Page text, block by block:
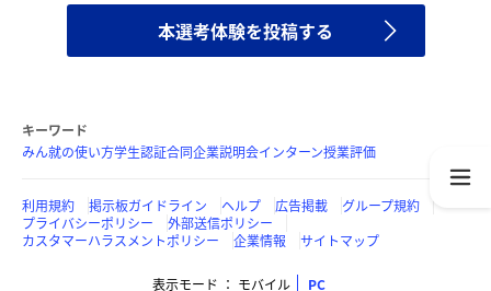
本選考体験を投稿する
キーワード
みん就の使い方学生認証合同企業説明会インターン授業評価
利用規約 掲示板ガイドライン ヘルプ 広告掲載
グループ規約
プライバシーポリシー
外部送信ポリシー
カスタマーハラスメントポリシー
企業情報 サイトマップ
表示モード モバイル PC